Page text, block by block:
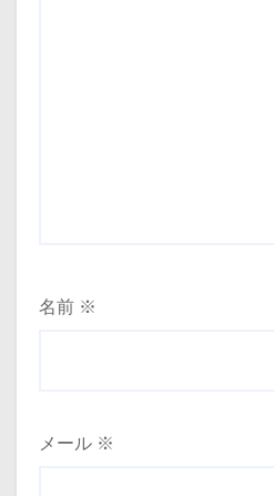
名前 ※
メール ※